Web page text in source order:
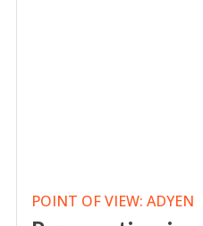
POINT OF VIEW: ADYEN